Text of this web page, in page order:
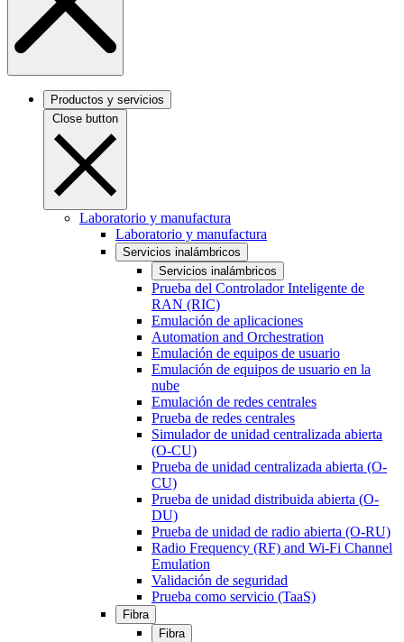
Productos y servicios
Close button
Laboratorio y manufactura
Laboratorio y manufactura
Servicios inalámbricos
Servicios inalámbricos
Prueba del Controlador Inteligente de
RAN (RIC)
Emulación de aplicaciones
Automation and Orchestration
Emulación de equipos de usuario
Emulación de equipos de usuario en la
nube
Emulación de redes centrales
Prueba de redes centrales
Simulador de unidad centralizada abierta
(O-CU)
Prueba de unidad centralizada abierta (O-
CU)
Prueba de unidad distribuida abierta (O-
DU)
Prueba de unidad de radio abierta (O-RU)
Radio Frequency (RF) and Wi-Fi Channel
Emulation
Validación de seguridad
Prueba como servicio (TaaS)
Fibra
Fibra